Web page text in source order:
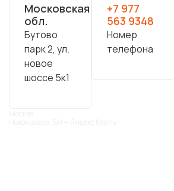
Московская
обл.
Бутово
парк 2, ул.
новое
шоссе 5к1
+7 977
563 9348
Номер
телефона